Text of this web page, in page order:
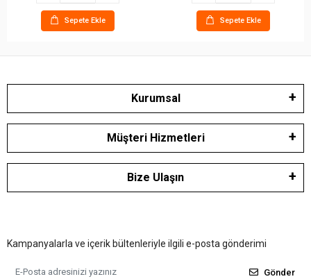
Sepete Ekle Sepete Ekle
Kurumsal
Müşteri Hizmetleri
Bize Ulaşın
Kampanyalarla ve içerik bültenleriyle ilgili e-posta gönderimi
Gönder